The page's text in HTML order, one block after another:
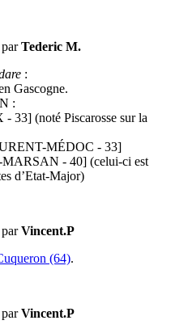
parTederic M.
:
Gascogne.
:
33] (noté Piscarosse sur la
MÉDOC - 33]
- 40] (celui-ci est
d’Etat-Major)
parVincent.P
(64).
parVincent.P